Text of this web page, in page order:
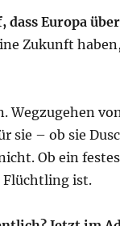
Europa
Zukunft
Wegzugehen
sie – ob sie
Ob ein
Flüchtling ist.